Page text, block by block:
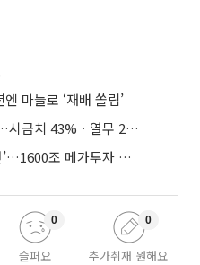
마늘로 ‘재배 쏠림’
생산부터 밥상까지 덮친 폭염…시금치 43%ㆍ열무 28% 급등
용인·호남 반도체 산단 ‘속도전’…1600조 메가투자 이행 총력
슬퍼요
0
추가취재 원해요
0